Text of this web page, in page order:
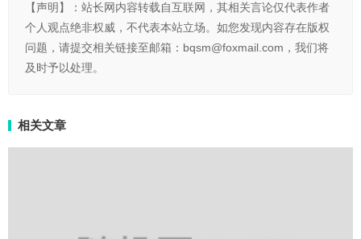
【声明】：站长网内容转载自互联网，其相关言论仅代表作者
个人观点绝非权威，不代表本站立场。如您发现内容存在版权
问题，请提交相关链接至邮箱：bqsm@foxmail.com，我们将
及时予以处理。
相关文章